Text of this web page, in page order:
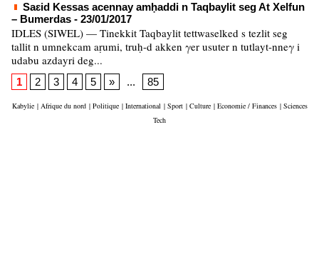
Saɛid Kessas acennay amḥaddi n Taqbaylit seg At Xelfun
– Bumerdas - 23/01/2017
IDLES (SIWEL) — Tinekkit Taqbaylit tettwaselked s tezlit seg
tallit n umnekcam aṛumi, truḥ-d akken γer usuter n tutlayt-nneγ i
udabu azdayri deg...
1 2 3 4 5 » ... 85
Kabylie | Afrique du nord | Politique | International | Sport | Culture | Economie / Finances | Sciences
Tech